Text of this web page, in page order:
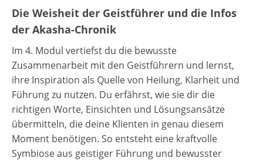
Die Weisheit der Geistführer und die Infos
der Akasha-Chronik
Im 4. Modul vertiefst du die bewusste
Zusammenarbeit mit den Geistführern und lernst,
ihre Inspiration als Quelle von Heilung, Klarheit und
Führung zu nutzen. Du erfährst, wie sie dir die
richtigen Worte, Einsichten und Lösungsansätze
übermitteln, die deine Klienten in genau diesem
Moment benötigen. So entsteht eine kraftvolle
Symbiose aus geistiger Führung und bewusster